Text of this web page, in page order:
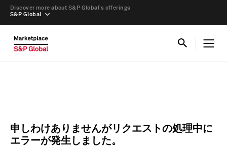
S&P Global
Discover more about S&P Global’s offerings
申しわけありませんがリクエストの処理中に
エラーが発生しました。